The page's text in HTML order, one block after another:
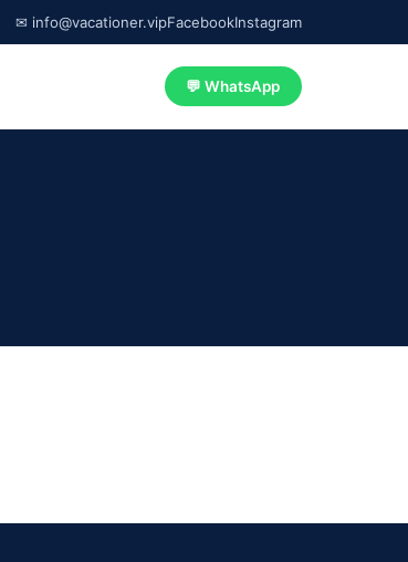
✉ info@vacationer.vipFacebookInstagram
💬 WhatsApp